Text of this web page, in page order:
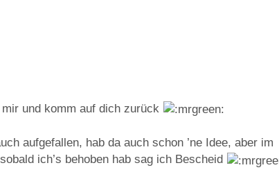
und komm auf dich zurück
aufgefallen, hab da auch schon ’ne Idee, aber im
ich’s behoben hab sag ich Bescheid